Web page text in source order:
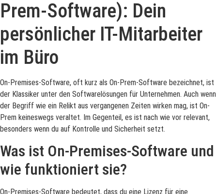
Prem-Software): Dein
persönlicher IT-Mitarbeiter
im Büro
On-Premises-Software, oft kurz als On-Prem-Software bezeichnet, ist
der Klassiker unter den Softwarelösungen für Unternehmen. Auch wenn
der Begriff wie ein Relikt aus vergangenen Zeiten wirken mag, ist On-
Prem keineswegs veraltet. Im Gegenteil, es ist nach wie vor relevant,
besonders wenn du auf Kontrolle und Sicherheit setzt.
Was ist On-Premises-Software und
wie funktioniert sie?
On-Premises-Software bedeutet, dass du eine Lizenz für eine